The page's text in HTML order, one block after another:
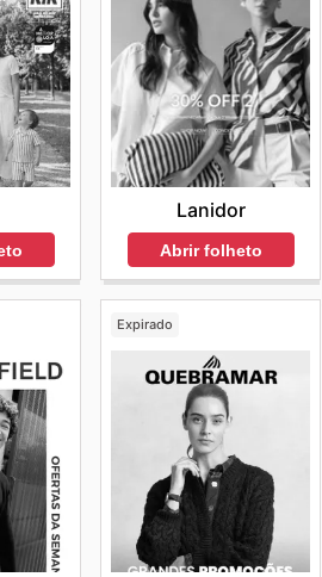
Lanidor
Abrir folheto
Expirado